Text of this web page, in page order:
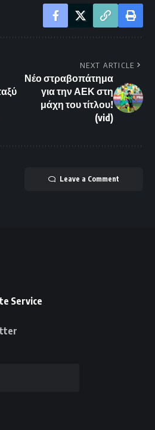
NEXT ARTICLE
Νέο στραβοπάτημα
για την ΑΕΚ στη
μάχη του τίτλου!
(vid)
Leave a Comment
Service